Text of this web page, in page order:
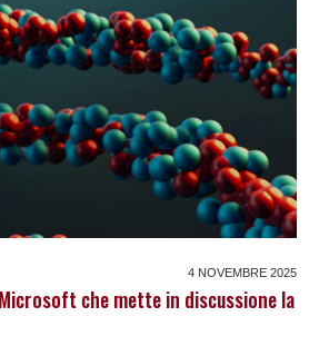
4 NOVEMBRE 2025
che mette in discussione la